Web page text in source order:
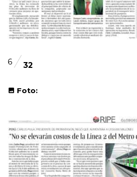
6 32
Foto: